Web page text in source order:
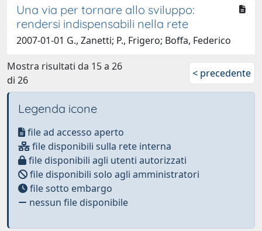
Una via per tornare allo sviluppo:
rendersi indispensabili nella rete
2007-01-01 G., Zanetti; P., Frigero; Boffa, Federico
Mostra risultati da 15 a 26
di 26
< precedente
Legenda icone
file ad accesso aperto
file disponibili sulla rete interna
file disponibili agli utenti autorizzati
file disponibili solo agli amministratori
file sotto embargo
nessun file disponibile